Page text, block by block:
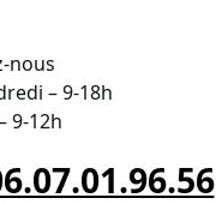
nous
– 9-18h
9-12h